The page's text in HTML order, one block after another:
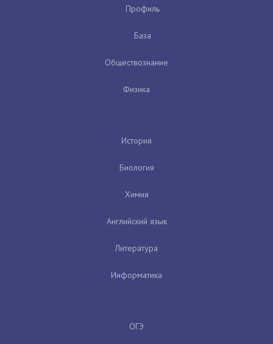
Профиль
База
Обществознание
Физика
История
Биология
Химия
Английский язык
Литература
Информатика
ОГЭ